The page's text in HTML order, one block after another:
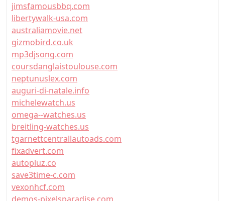
jimsfamousbbq.com
libertywalk-usa.com
australiamovie.net
gizmobird.co.uk
mp3djsong.com
coursdanglaistoulouse.com
neptunuslex.com
auguri-di-natale.info
michelewatch.us
omega--watches.us
breitling-watches.us
tgarnettcentrallautoads.com
fixadvert.com
autopluz.co
save3time-c.com
vexonhcf.com